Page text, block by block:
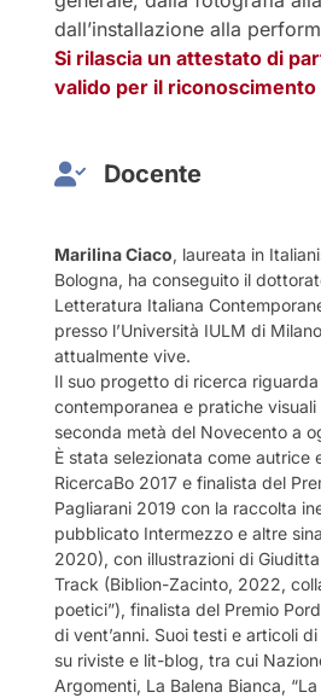
dall’installazione alla
Si rilascia un attestato di
valido per il riconoscimento
Docente
Marilina Ciaco, laureata in
Bologna, ha conseguito il
Letteratura Italiana
presso l’Università IULM di
attualmente vive.
Il suo progetto di ricerca
contemporanea e pratiche
seconda metà del Novecento a
È stata selezionata come autrice
RicercaBo 2017 e finalista del
Pagliarani 2019 con la raccolta
pubblicato Intermezzo e altre
2020), con illustrazioni di
Track (Biblion-Zacinto, 2022,
poetici”), finalista del Premio
di vent’anni. Suoi testi e articoli
su riviste e lit-blog, tra cui
Argomenti, La Balena Bianca,